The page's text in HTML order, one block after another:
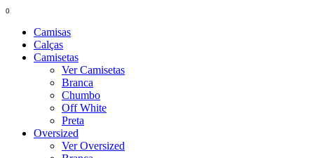
0
Camisas
Calças
Camisetas
Ver Camisetas
Branca
Chumbo
Off White
Preta
Oversized
Ver Oversized